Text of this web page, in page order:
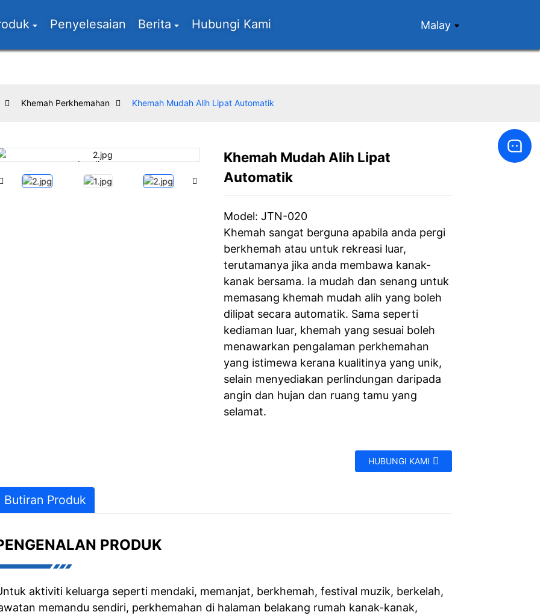
Penyelesaian Berita Hubungi Kami Malay
Khemah Perkhemahan Khemah Mudah Alih Lipat Automatik
Loading...
Loading... Loading...
Loading... Loading...
Loading...
Khemah Mudah Alih Lipat
Automatik
Model: JTN-020
Khemah sangat berguna apabila anda pergi
berkhemah atau untuk rekreasi luar,
terutamanya jika anda membawa kanak-
kanak bersama. Ia mudah dan senang untuk
memasang khemah mudah alih yang boleh
dilipat secara automatik. Sama seperti
kediaman luar, khemah yang sesuai boleh
menawarkan pengalaman perkhemahan
yang istimewa kerana kualitinya yang unik,
selain menyediakan perlindungan daripada
angin dan hujan dan ruang tamu yang
selamat.
HUBUNGI KAMI
Butiran Produk
PRODUK
aktiviti keluarga seperti mendaki, memanjat, berkhemah, festival muzik, berkelah,
memandu sendiri, perkhemahan di halaman belakang rumah kanak-kanak,